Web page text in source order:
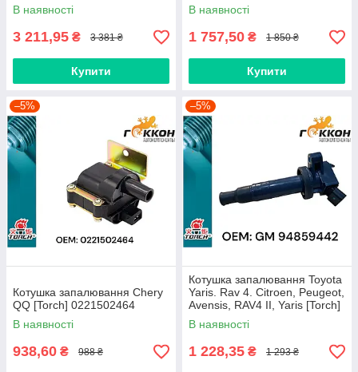
В наявності
3 211,95 ₴ 3 381 ₴
Купити
В наявності
1 757,50 ₴ 1 850 ₴
Купити
–5%
Котушка запалювання Chery
QQ [Torch] 0221502464
В наявності
938,60 ₴ 988 ₴
–5%
Котушка запалювання Toyota
Yaris. Rav 4. Citroen, Peugeot,
Avensis, RAV4 II, Yaris [Torch]
9008019015
В наявності
1 228,35 ₴ 1 293 ₴